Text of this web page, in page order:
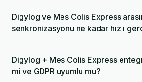
Digylog ve Mes Colis Express
senkronizasyonu ne kadar hızlı
Digylog + Mes Colis Express
mi ve GDPR uyumlu mu?